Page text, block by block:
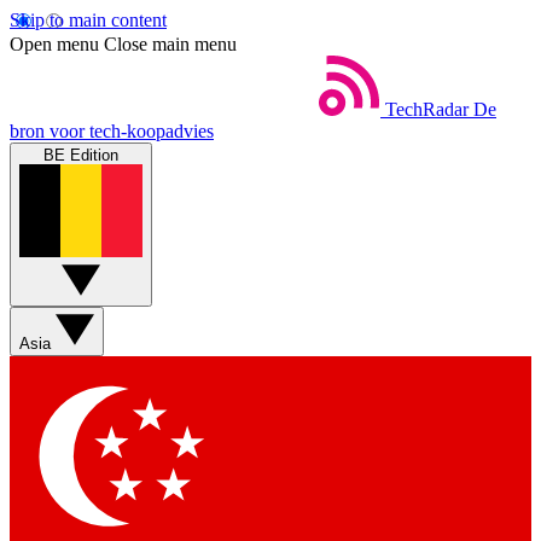
Skip to main content
Open menu Close main menu
TechRadar De
bron voor tech-koopadvies
BE Edition
Asia